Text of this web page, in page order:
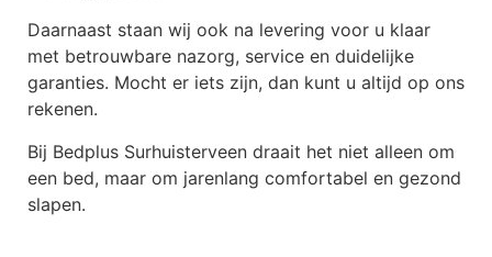
Daarnaast staan wij ook na levering voor u klaar
met betrouwbare nazorg, service en duidelijke
garanties. Mocht er iets zijn, dan kunt u altijd op ons
rekenen.
Bij Bedplus Surhuisterveen draait het niet alleen om
een bed, maar om jarenlang comfortabel en gezond
slapen.